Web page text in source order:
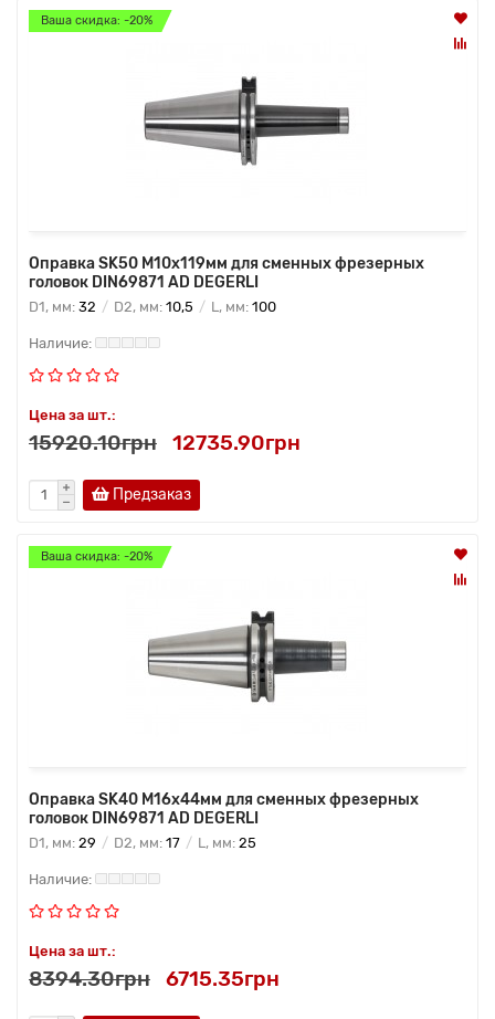
Ваша скидка: -20%
Оправка SK50 M10x119мм для сменных фрезерных
головок DIN69871 AD DEGERLI
D1, мм: 32 D2, мм: 10,5 L, мм: 100
Цена за шт.:
15920.10грн 12735.90грн
Предзаказ
Ваша скидка: -20%
Оправка SK40 M16x44мм для сменных фрезерных
головок DIN69871 AD DEGERLI
D1, мм: 29 D2, мм: 17 L, мм: 25
Цена за шт.:
8394.30грн 6715.35грн